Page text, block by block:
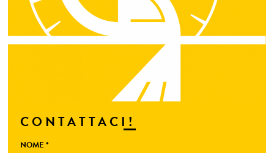
CONTATTACI!
NOME *